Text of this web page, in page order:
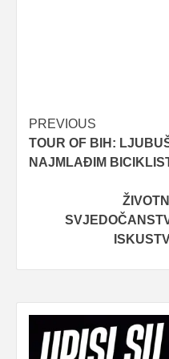
Post
navigation
PREVIOUS
TOUR OF BIH:
NAJMLAĐIM